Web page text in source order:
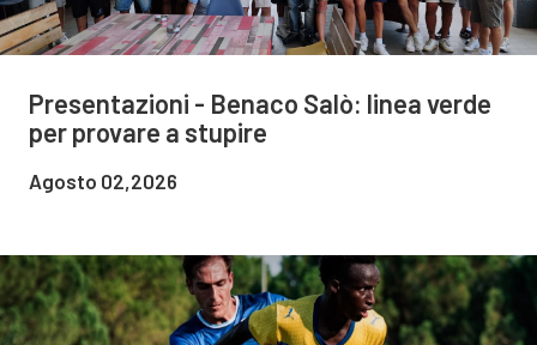
Presentazioni - Benaco Salò: linea verde
per provare a stupire
Agosto 02,2026